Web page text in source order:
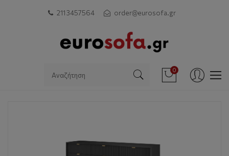
211 3457564 order@eurosofa.gr
0